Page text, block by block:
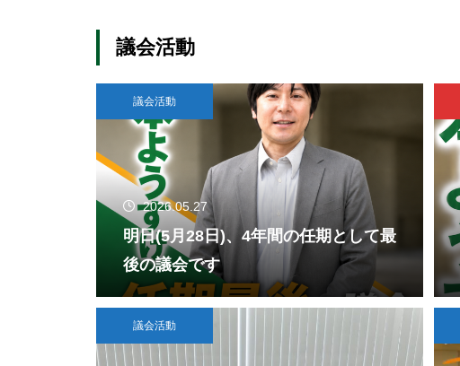
議会活動
議会活動
2026.05.27
明日(5月28日)、4年間の任期として最
後の議会です
議会活動